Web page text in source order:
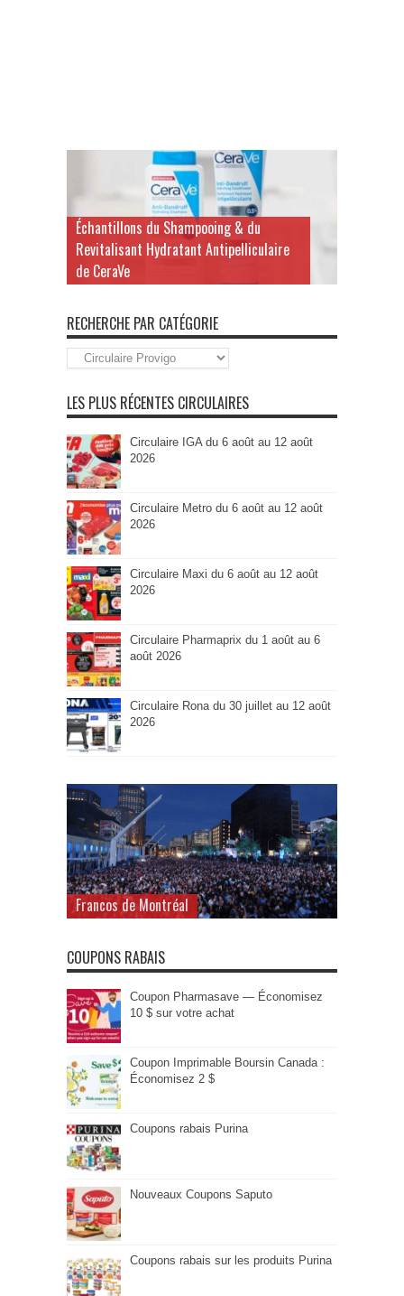
Échantillons du Shampooing & du
Revitalisant Hydratant Antipelliculaire
de CeraVe
RECHERCHE PAR CATÉGORIE
Recherche
par
LES PLUS RÉCENTES CIRCULAIRES
Circulaire IGA du 6 août au 12 août
2026
Circulaire Metro du 6 août au 12 août
2026
Circulaire Maxi du 6 août au 12 août
2026
Circulaire Pharmaprix du 1 août au 6
août 2026
Circulaire Rona du 30 juillet au 12 août
2026
Francos de Montréal
COUPONS RABAIS
Coupon Pharmasave — Économisez
10 $ sur votre achat
Coupon Imprimable Boursin Canada :
Économisez 2 $
Coupons rabais Purina
Nouveaux Coupons Saputo
Coupons rabais sur les produits Purina